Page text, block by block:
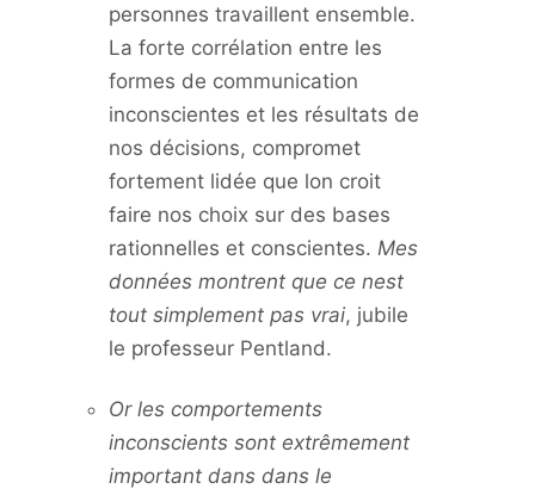
personnes travaillent ensemble.
La forte corrélation entre les
formes de communication
inconscientes et les résultats de
nos décisions, compromet
fortement lidée que lon croit
faire nos choix sur des bases
rationnelles et conscientes. Mes
données montrent que ce nest
tout simplement pas vrai, jubile
le professeur Pentland.
Or les comportements
inconscients sont extrêmement
important dans dans le